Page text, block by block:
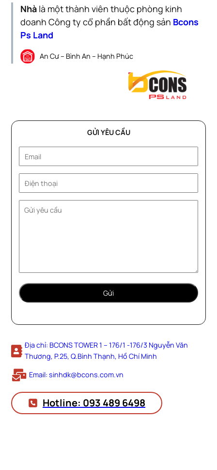
Nhà là một thành viên thuộc phòng kinh
doanh Công ty cổ phần bất động sản Bcons
Ps Land
An Cư – Bình An – Hạnh Phúc
GỬI YÊU CẦU
Địa chỉ: BCONS TOWER 1 – 176/1 -176/3 Nguyễn Văn
Thương, P.25, Q.Bình Thạnh, Hồ Chí Minh
Email: sinhdk@bcons.com.vn
Hotline: 093 489 6498